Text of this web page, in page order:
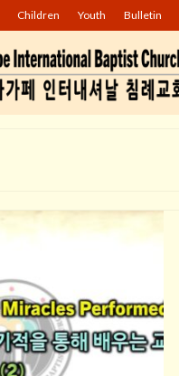
Children Youth Bulletin